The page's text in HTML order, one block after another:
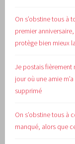
On s’obstine tous à
premier
protège bien mieux
Je postais fièrement
jour où une amie
supprimé
On s’obstine tous à
manqué, alors que